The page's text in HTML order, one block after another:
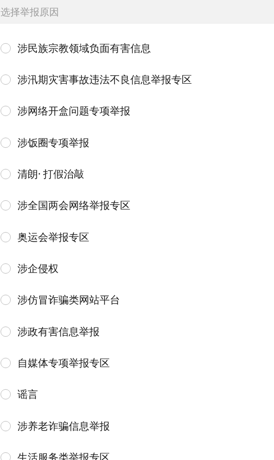
选择举报原因
涉民族宗教领域负面有害信息
涉汛期灾害事故违法不良信息举报专区
涉网络开盒问题专项举报
涉饭圈专项举报
清朗· 打假治敲
涉全国两会网络举报专区
奥运会举报专区
涉企侵权
涉仿冒诈骗类网站平台
涉政有害信息举报
自媒体专项举报专区
谣言
涉养老诈骗信息举报
生活服务类举报专区